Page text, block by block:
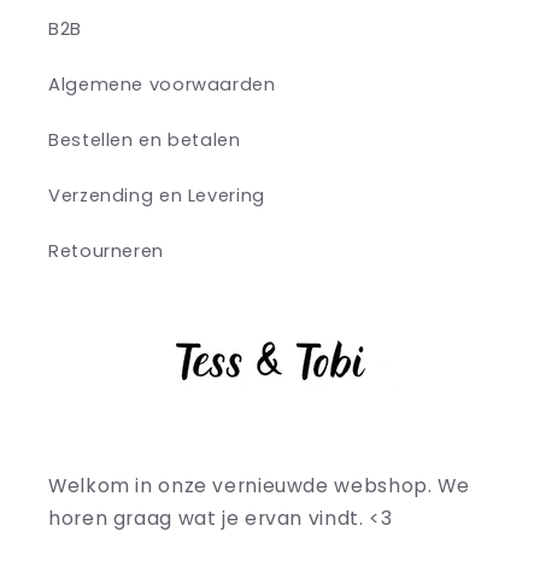
B2B
Algemene voorwaarden
Bestellen en betalen
Verzending en Levering
Retourneren
Welkom in onze vernieuwde webshop. We
horen graag wat je ervan vindt. <3